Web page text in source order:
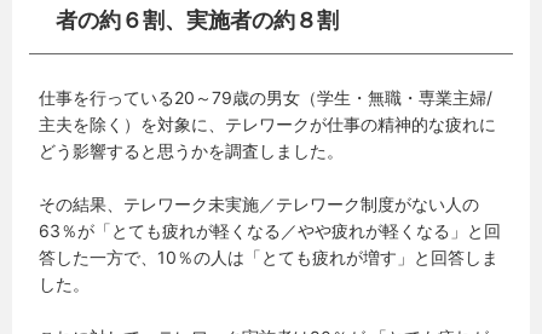
者の約６割、実施者の約８割
仕事を行っている20～79歳の男女（学生・無職・専業主婦/
主夫を除く）を対象に、テレワークが仕事の精神的な疲れに
どう影響すると思うかを調査しました。
その結果、テレワーク未実施／テレワーク制度がない人の
63％が「とても疲れが軽くなる／やや疲れが軽くなる」と回
答した一方で、10％の人は「とても疲れが増す」と回答しま
した。